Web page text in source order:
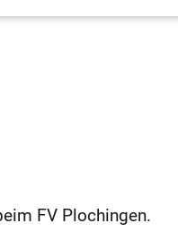
FV Plochingen.